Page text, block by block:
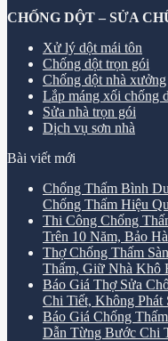
CHỐNG DỘT – SỬA
Xử lý dột mái tôn
Chống dột trọn gói
Chống dột nhà xưởng
Lắp máng xối chống
Sửa nhà trọn gói
Dịch vụ sơn nhà
Bài viết mới
Chống Thấm Bình
Chống Thấm Hiệu
Thi Công Chống
Trên 10 Năm, Bảo
Thợ Chống Thấm
Thấm, Giữ Nhà Khô
Báo Giá Thợ Sửa
Chi Tiết, Không Phát
Báo Giá Chống
Dẫn Từng Bước Chi